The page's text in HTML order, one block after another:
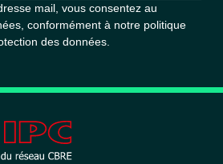
mail, vous consentez au
conformément à notre politique
des données.